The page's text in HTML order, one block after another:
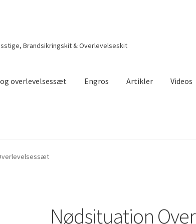
Brandsikringskit & Overlevelseskit
overlevelsessæt Engros Artikler Videos
Nødsituation